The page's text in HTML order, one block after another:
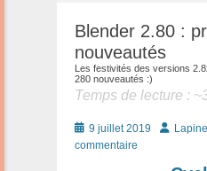
Blender 2.80 :
nouveautés
Les festivités des versions
280 nouveautés :)
Temps de lecture : ~
Posté
le
9 juillet 2019 Auteur
commentaire